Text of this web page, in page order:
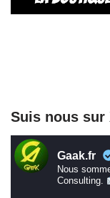
Suis nous sur
Gaak.fr
Nous
Consulting.